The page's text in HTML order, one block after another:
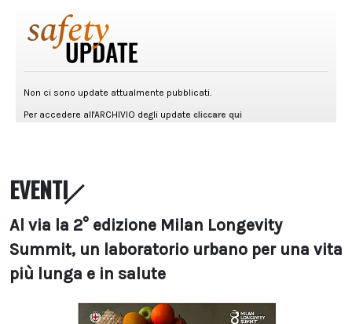
EVENTI
Al via la 2° edizione Milan Longevity
Summit, un laboratorio urbano per una vita
più lunga e in salute